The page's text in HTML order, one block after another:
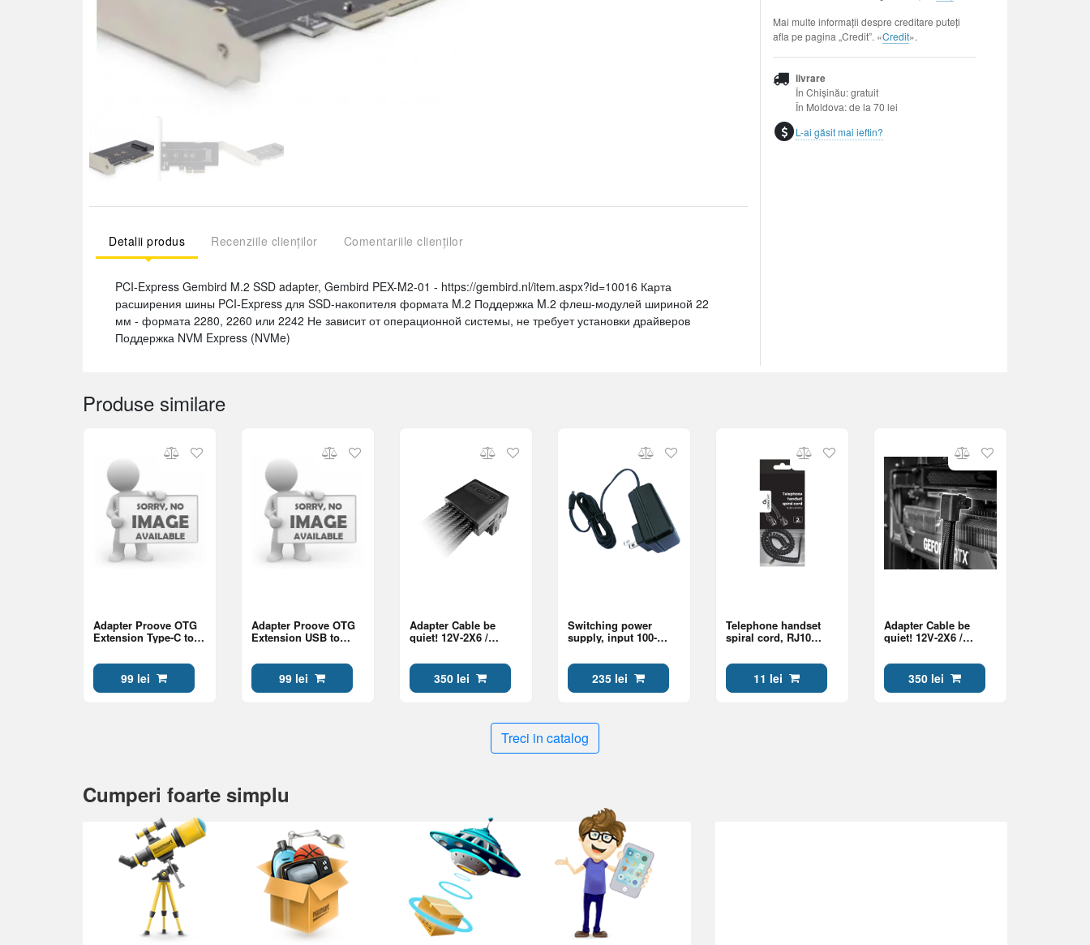
Detalii produs Recenziile clienților Comentariile clienților
PCI-Express Gembird M.2 SSD adapter, Gembird PEX-M2-01 - https://gembird.nl/item.aspx?id=10016 Карта
расширения шины PCI-Express для SSD-накопителя формата M.2 Поддержка M.2 флеш-модулей шириной 22
мм - формата 2280, 2260 или 2242 Не зависит от операционной системы, не требует установки драйверов
Поддержка NVM Express (NVMe)
Mai multe informații despre creditare puteți
afla pe pagina „Credit”. «Credit».
livrare
În Chișinău: gratuit
În Moldova: de la 70 lei
L-ai găsit mai ieftin?
Produse similare
Adapter Proove OTG
Extension Type-C to
99 lei
Adapter Proove OTG
Extension USB to
99 lei
Adapter Cable be
quiet! 12V-2X6 /
REVERSED PCI-E,
600W350 lei
Switching power
supply, input 100-
Output 7.5VDC3A, CE
235 lei
Telephone handset
spiral cord, RJ10
TC4P4CS-2M
11 lei
Adapter Cable be
quiet! 12V-2X6 /
600W
350 lei
Treci in catalog
Cumperi foarte simplu